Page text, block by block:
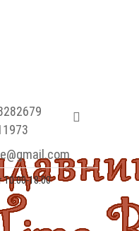
10:00-18:00